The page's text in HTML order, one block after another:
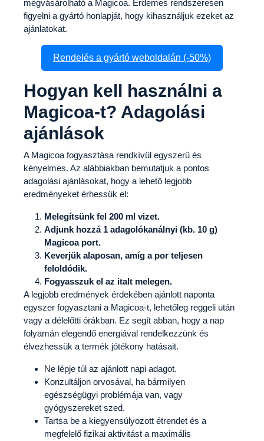
megvásárolható a Magicoa. Érdemes rendszeresen
figyelni a gyártó honlapját, hogy kihasználjuk ezeket az
ajánlatokat.
Rendelés a gyártó weboldalán (-50%)
Hogyan kell használni a
Magicoa-t? Adagolási
ajánlások
A Magicoa fogyasztása rendkívül egyszerű és
kényelmes. Az alábbiakban bemutatjuk a pontos
adagolási ajánlásokat, hogy a lehető legjobb
eredményeket érhessük el:
Melegítsünk fel 200 ml vizet.
Adjunk hozzá 1 adagolókanálnyi (kb. 10 g)
Magicoa port.
Keverjük alaposan, amíg a por teljesen
feloldódik.
Fogyasszuk el az italt melegen.
A legjobb eredmények érdekében ajánlott naponta
egyszer fogyasztani a Magicoa-t, lehetőleg reggeli után
vagy a délelőtti órákban. Ez segít abban, hogy a nap
folyamán elegendő energiával rendelkezzünk és
élvezhessük a termék jótékony hatásait.
Ne lépje túl az ajánlott napi adagot.
Konzultáljon orvosával, ha bármilyen
egészségügyi problémája van, vagy
gyógyszereket szed.
Tartsa be a kiegyensúlyozott étrendet és a
megfelelő fizikai aktivitást a maximális